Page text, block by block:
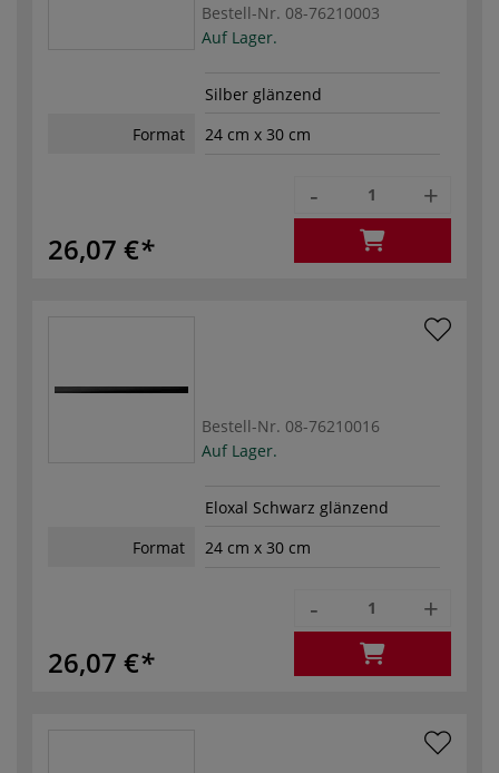
Bestell-Nr. 08-76210003
Auf Lager.
Silber glänzend
Format
24 cm x 30 cm
26,07 €
- +
Bestell-Nr. 08-76210016
Auf Lager.
Eloxal Schwarz glänzend
Format
24 cm x 30 cm
26,07 €
- +